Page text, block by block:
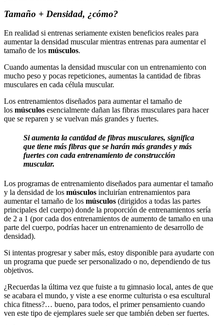
Tamaño + Densidad, ¿cómo?
En realidad si entrenas seriamente existen beneficios reales para
aumentar la densidad muscular mientras entrenas para aumentar el
tamaño de los músculos.
Cuando aumentas la densidad muscular con un entrenamiento con
mucho peso y pocas repeticiones, aumentas la cantidad de fibras
musculares en cada célula muscular.
Los entrenamientos diseñados para aumentar el tamaño de
los músculos esencialmente dañan las fibras musculares para hacer
que se reparen y se vuelvan más grandes y fuertes.
Si aumenta la cantidad de fibras musculares, significa
que tiene más fibras que se harán más grandes y más
fuertes con cada entrenamiento de construcción
muscular.
Los programas de entrenamiento diseñados para aumentar el tamaño
y la densidad de los músculos incluirían entrenamientos para
aumentar el tamaño de los músculos (dirigidos a todas las partes
principales del cuerpo) donde la proporción de entrenamientos sería
de 2 a 1 (por cada dos entrenamientos de aumento de tamaño en una
parte del cuerpo, podrías hacer un entrenamiento de desarrollo de
densidad).
Si intentas progresar y saber más, estoy disponible para ayudarte con
un programa que puede ser personalizado o no, dependiendo de tus
objetivos.
¿Recuerdas la última vez que fuiste a tu gimnasio local, antes de que
se acabara el mundo, y viste a ese enorme culturista o esa escultural
chica fitness?… bueno, para todos, el primer pensamiento cuando
ven este tipo de ejemplares suele ser que también deben ser fuertes.